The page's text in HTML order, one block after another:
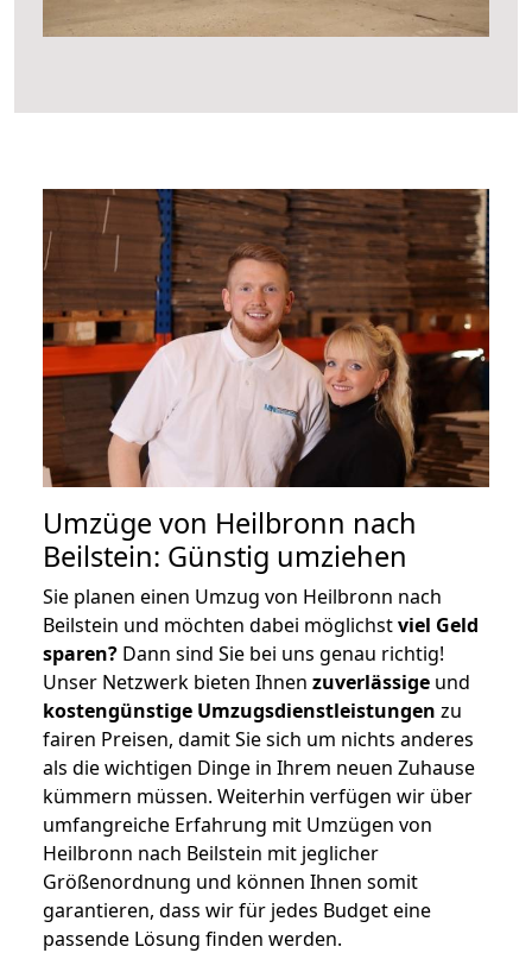
Umzüge von Heilbronn nach
Beilstein: Günstig umziehen
Sie planen einen Umzug von Heilbronn nach
Beilstein und möchten dabei möglichstviel Geld
sparen? Dann sind Sie bei uns genau richtig!
Unser Netzwerk bieten Ihnen zuverlässige und
kostengünstige Umzugsdienstleistungen zu
fairen Preisen, damit Sie sich um nichts anderes
als die wichtigen Dinge in Ihrem neuen Zuhause
kümmern müssen. Weiterhin verfügen wir über
umfangreiche Erfahrung mit Umzügen von
Heilbronn nach Beilstein mit jeglicher
Größenordnung und können Ihnen somit
garantieren, dass wir für jedes Budget eine
passende Lösung finden werden.